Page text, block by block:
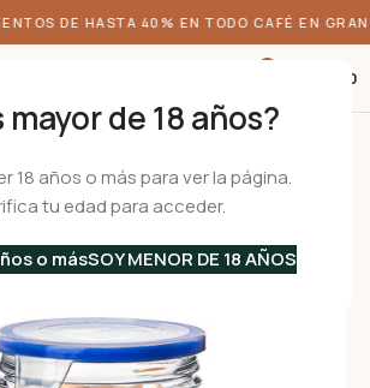
mayor de 18 años?
18 años o más para ver la página.
tu edad para acceder.
o másSOY MENOR DE 18 AÑOS
DE HASTA 40% EN TODO CAFÉ EN GRANO
0.00
de Vidrio